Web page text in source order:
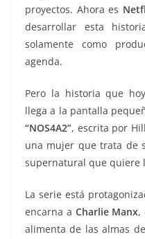
proyectos. Ahora es
desarrollar esta
solamente como
agenda.
Pero la historia que
llega a la pantalla
“NOS4A2”, escrita por
una mujer que trata de
supernatural que quiere
La serie está
encarna a Charlie Manx,
alimenta de las almas